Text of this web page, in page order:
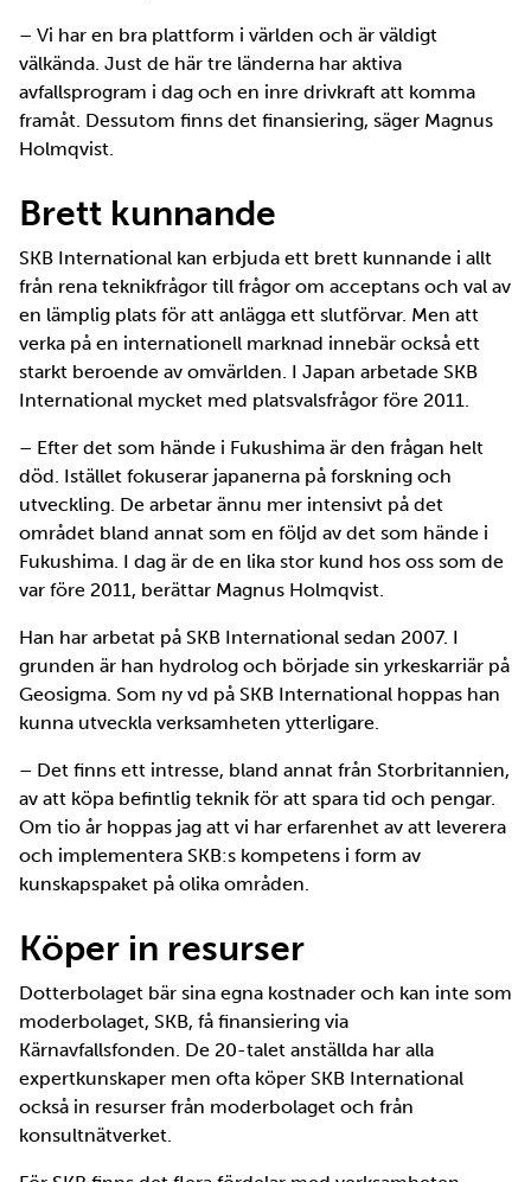
– Vi har en bra plattform i världen och är väldigt
välkända. Just de här tre länderna har aktiva
avfallsprogram i dag och en inre drivkraft att komma
framåt. Dessutom finns det finansiering, säger Magnus
Holmqvist.
Brett kunnande
SKB International kan erbjuda ett brett kunnande i allt
från rena teknikfrågor till frågor om acceptans och val av
en lämplig plats för att anlägga ett slutförvar. Men att
verka på en internationell marknad innebär också ett
starkt beroende av omvärlden. I Japan arbetade SKB
International mycket med platsvalsfrågor före 2011.
– Efter det som hände i Fukushima är den frågan helt
död. Istället fokuserar japanerna på forskning och
utveckling. De arbetar ännu mer intensivt på det
området bland annat som en följd av det som hände i
Fukushima. I dag är de en lika stor kund hos oss som de
var före 2011, berättar Magnus Holmqvist.
Han har arbetat på SKB International sedan 2007. I
grunden är han hydrolog och började sin yrkeskarriär på
Geosigma. Som ny vd på SKB International hoppas han
kunna utveckla verksamheten ytterligare.
– Det finns ett intresse, bland annat från Storbritannien,
av att köpa befintlig teknik för att spara tid och pengar.
Om tio år hoppas jag att vi har erfarenhet av att leverera
och implementera SKB:s kompetens i form av
kunskapspaket på olika områden.
Köper in resurser
Dotterbolaget bär sina egna kostnader och kan inte som
moderbolaget, SKB, få finansiering via
Kärnavfallsfonden. De 20-talet anställda har alla
expertkunskaper men ofta köper SKB International
också in resurser från moderbolaget och från
konsultnätverket.